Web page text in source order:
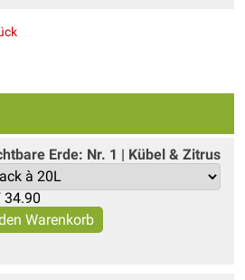
Erde: Nr. 1 | Kübel & Zitrus
34.90